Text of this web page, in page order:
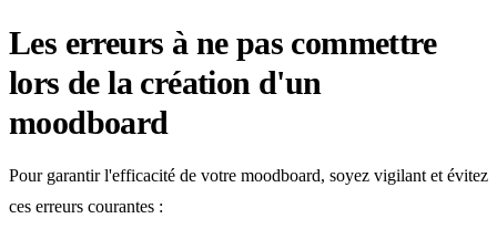
Les erreurs à ne pas commettre
lors de la création d'un
moodboard
Pour garantir l'efficacité de votre moodboard, soyez vigilant et évitez
ces erreurs courantes :